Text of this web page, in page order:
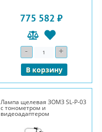
775 582 ₽
- Количество+
В корзину
Лампа щелевая ЗОМЗ SL-P-03
с тонометром и
видеоадаптером